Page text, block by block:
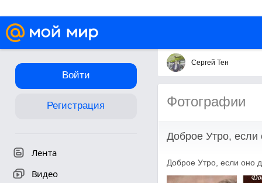
Войти
Регистрация
Лента
Видео
Сергей Тен
Фотографии
Доброе Утро, если
Доброе Утро, если оно